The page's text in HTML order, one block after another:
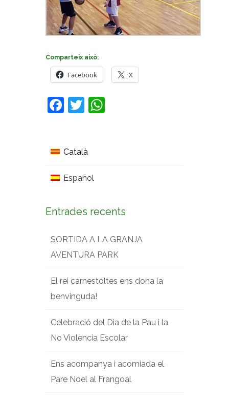
Comparteix això:
Facebook X
Facebook
Twitter
Català
Español
Entrades recents
SORTIDA A LA GRANJA
AVENTURA PARK
El rei carnestoltes ens dona la
benvinguda!
Celebració del Dia de la Pau i la
No Violència Escolar
Ens acompanya i acomiada el
Pare Noel al Frangoal